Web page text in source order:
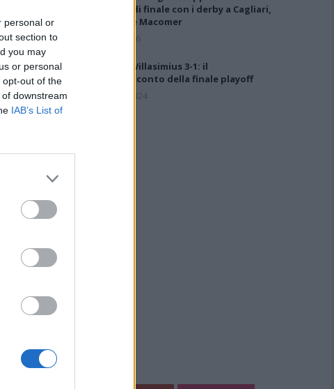
personal or
section to
you may
or personal
opt-out of the
downstream
IAB’s List of
16esimi di finale con i derby a Cagliari,
Sassari e Macomer
5 Ago 2026
Ossese-Villasimius 3-1: il
videoracconto della finale playoff
14 Mag 2024
Segui Diario Sportivo: